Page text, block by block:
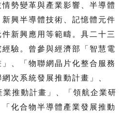
勢變革與產業影響、半導體
興半導體技術、記憶體元件
新興應用等範疇。具二十三
驗。曾參與經濟部「智慧電
、「物聯網晶片化整合服務
次系統發展推動計畫」、
業推動計畫」、「領航企業研
化合物半導體產業發展推動